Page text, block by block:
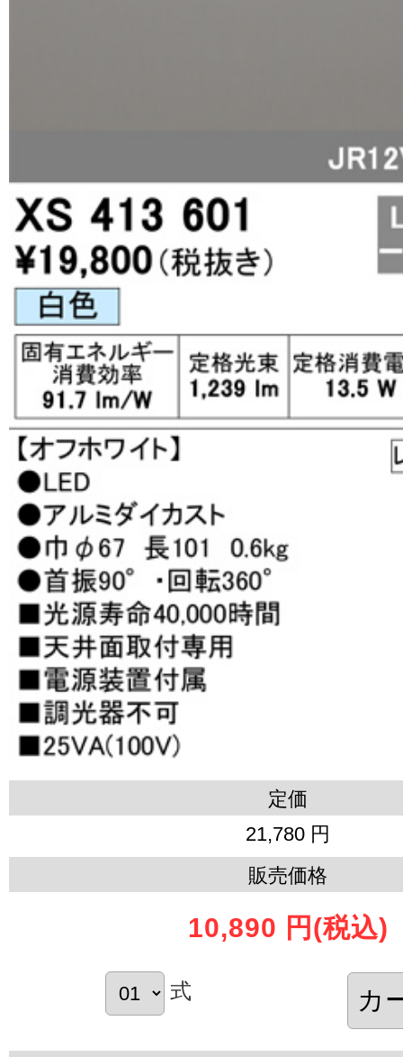
定価
21,780 円
販売価格
10,890 円 (税込)
式